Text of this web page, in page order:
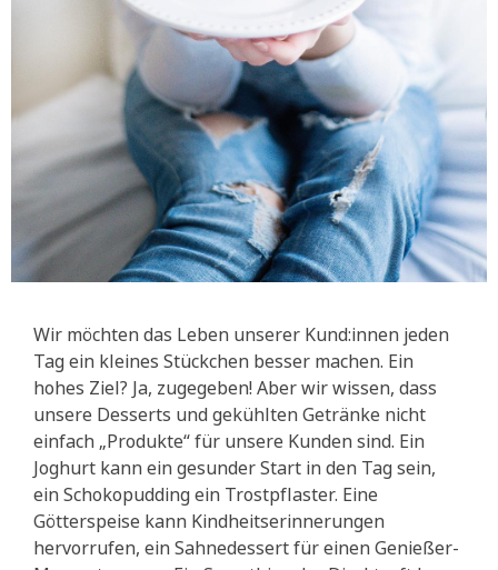
Wir möchten das Leben unserer Kund:innen jeden
Tag ein kleines Stückchen besser machen. Ein
hohes Ziel? Ja, zugegeben! Aber wir wissen, dass
unsere Desserts und gekühlten Getränke nicht
einfach „Produkte“ für unsere Kunden sind. Ein
Joghurt kann ein gesunder Start in den Tag sein,
ein Schokopudding ein Trostpflaster. Eine
Götterspeise kann Kindheitserinnerungen
hervorrufen, ein Sahnedessert für einen Genießer-